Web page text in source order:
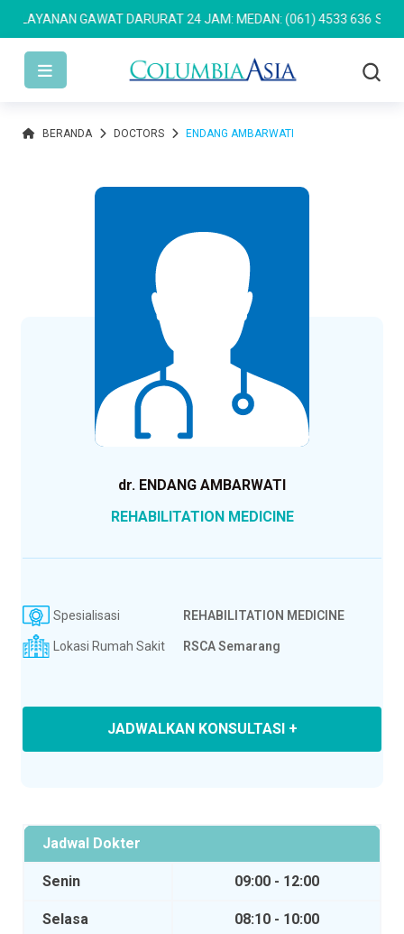
LAYANAN GAWAT DARURAT 24 JAM: MEDAN: (061) 4533 636
BERANDA DOCTORS ENDANG AMBARWATI
dr. ENDANG AMBARWATI
REHABILITATION MEDICINE
Spesialisasi REHABILITATION MEDICINE
Lokasi Rumah Sakit RSCA Semarang
JADWALKAN KONSULTASI +
Jadwal Dokter
Senin 09:00 - 12:00
Selasa 08:10 - 10:00